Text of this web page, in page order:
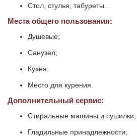
Стол, стулья, табуреты.
Места общего пользования:
Душевые;
Санузел;
Кухня;
Место для курения.
Дополнительный сервис:
Стиральные машины и сушилки;
Гладильные принадлежности;